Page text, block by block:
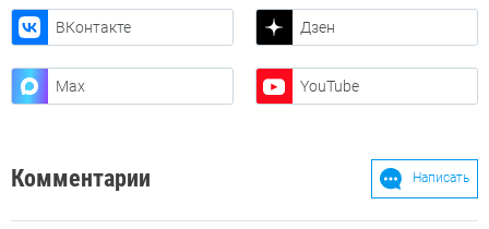
ВКонтакте Дзен
Max YouTube
Комментарии Написать